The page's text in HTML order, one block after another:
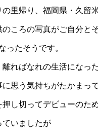
里帰り、福岡県・久留米
のころの写真がご自分と
ったそうです。
ればなれの生活になっ
思う気持ちがたかまっ
押し切ってデビューのた
ていましたが